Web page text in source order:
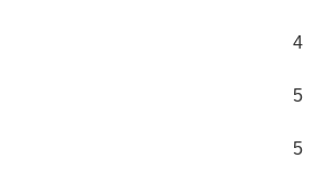
4
5
5